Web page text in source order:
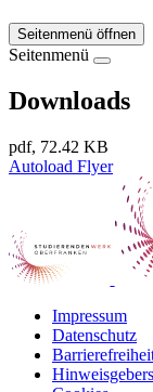
Seitenmenü öffnen
Seitenmenü
Downloads
pdf, 72.42 KB
Autoload Flyer
Impressum
Datenschutz